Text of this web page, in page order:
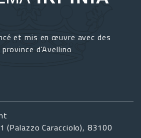
et mis en œuvre avec des
d'Avellino
(Palazzo Caracciolo), 83100